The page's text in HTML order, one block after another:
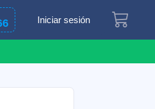
Iniciar sesión